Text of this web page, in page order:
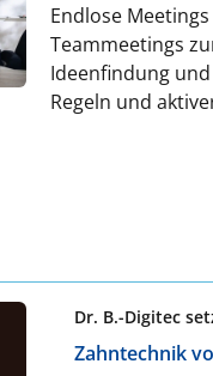
Endlose
Teammeetings
Ideenfindung
Regeln und
Dr. B.-Digitec
Zahntechnik